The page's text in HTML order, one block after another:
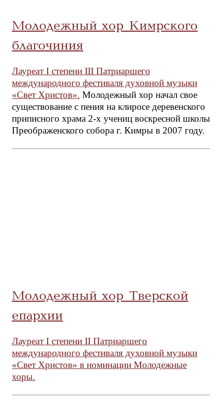
Молодежный хор Кимрского
благочиния
Лауреат I степени III Патриаршего
международного фестиваля духовной музыки
«Свет Христов». Молодежный хор начал свое
существование с пения на клиросе деревенского
приписного храма 2-х учениц воскресной школы
Преображенского собора г. Кимры в 2007 году.
Молодежный хор Тверской
епархии
Лауреат I степени II Патриаршего
международного фестиваля духовной музыки
«Свет Христов» в номинации Молодежные
хоры.